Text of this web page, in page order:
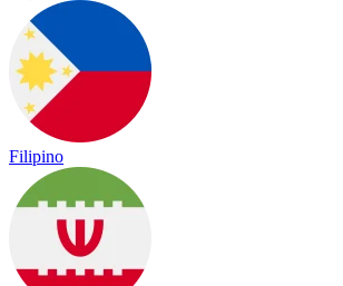
Filipino